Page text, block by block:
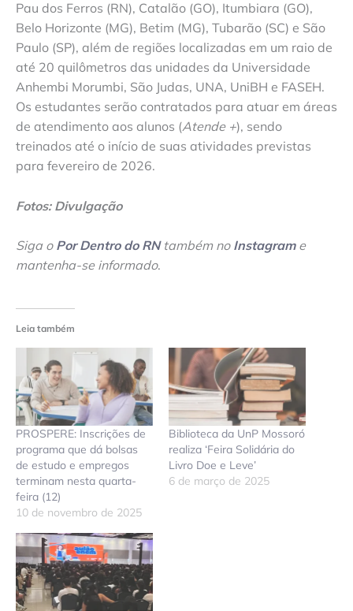
Pau dos Ferros (RN), Catalão (GO), Itumbiara (GO),
Belo Horizonte (MG), Betim (MG), Tubarão (SC) e São
Paulo (SP), além de regiões localizadas em um raio de
até 20 quilômetros das unidades da Universidade
Anhembi Morumbi, São Judas, UNA, UniBH e FASEH.
Os estudantes serão contratados para atuar em áreas
de atendimento aos alunos (Atende +), sendo
treinados até o início de suas atividades previstas
para fevereiro de 2026.
Fotos: Divulgação
Siga o Por Dentro do RNtambém no Instagrame
mantenha-se informado.
Leia também
PROSPERE: Inscrições de
programa que dá bolsas
de estudo e empregos
terminam nesta quarta-
feira (12)
10 de novembro de 2025
Biblioteca da UnP Mossoró
realiza ‘Feira Solidária do
Livro Doe e Leve’
6 de março de 2025